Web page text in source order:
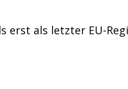
erst als letzter EU-